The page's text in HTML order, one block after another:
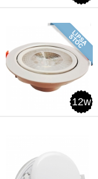
12w